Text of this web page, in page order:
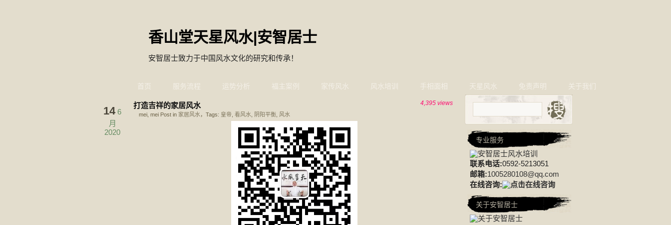
香山堂天星风水|安智居士
安智居士致力于中国风水文化的研究和传承！
首页 服务流程 运势分析 福主案例 家传风水 风水培训 手相面相 天星风水 免责声明 关于我们
打造吉祥的家居风水
mei, mei Post in 家居风水 ，Tags: 皇帝 看风水 阴阳平衡 风水
14 6
月
2020
4,395 views
专业服务
联系电话:0592-5213051
邮箱:1005280108@qq.com
在线咨询:
关于安智居士